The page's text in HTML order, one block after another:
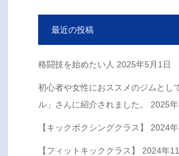
最近の投稿
格闘技を始めたい人 2025年5月1日
初心者や女性におススメのジムとし
ル」さんに紹介されました。
2025
【キックボクシングクラス】 2024
【フィットキッククラス】 2024年